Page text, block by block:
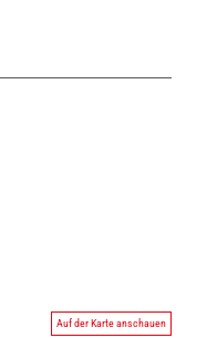
Auf der Karte anschauen